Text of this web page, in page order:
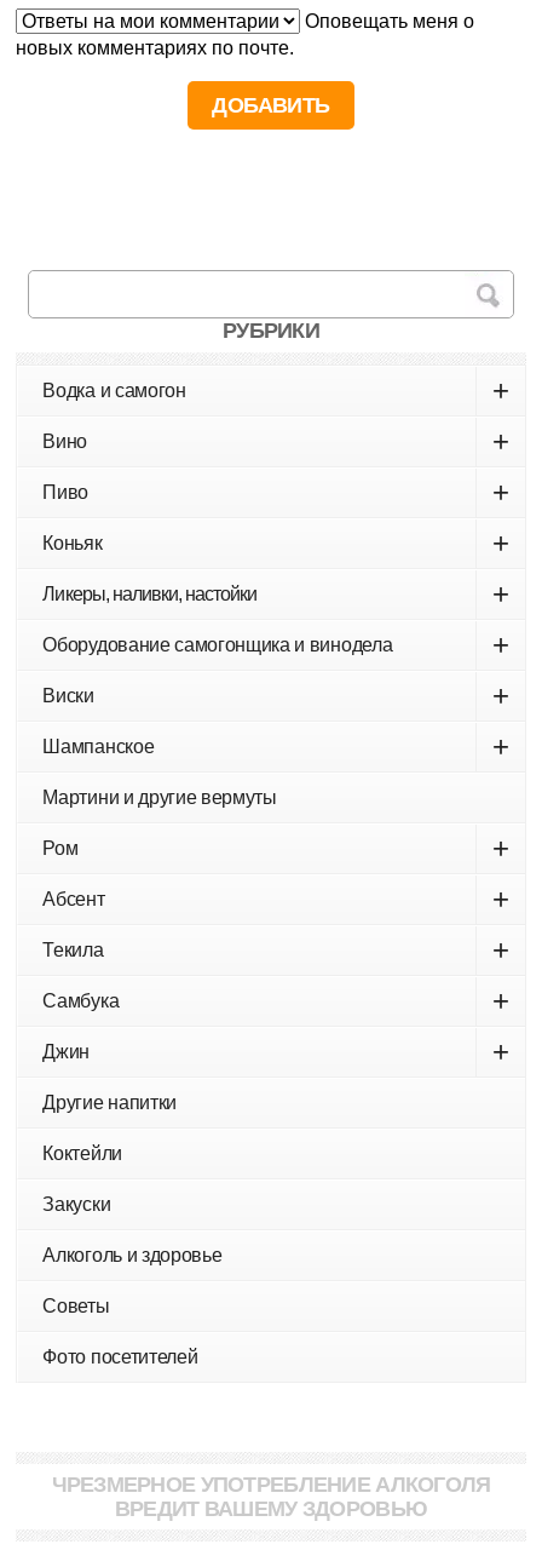
Оповещать меня о
новых комментариях по почте.
РУБРИКИ
Водка и самогон +
Вино +
Пиво +
Коньяк +
Ликеры, наливки, настойки +
Оборудование самогонщика и винодела +
Виски +
Шампанское +
Мартини и другие вермуты
Ром +
Абсент +
Текила +
Самбука +
Джин +
Другие напитки
Коктейли
Закуски
Алкоголь и здоровье
Советы
Фото посетителей
ЧРЕЗМЕРНОЕ УПОТРЕБЛЕНИЕ АЛКОГОЛЯ
ВРЕДИТ ВАШЕМУ ЗДОРОВЬЮ